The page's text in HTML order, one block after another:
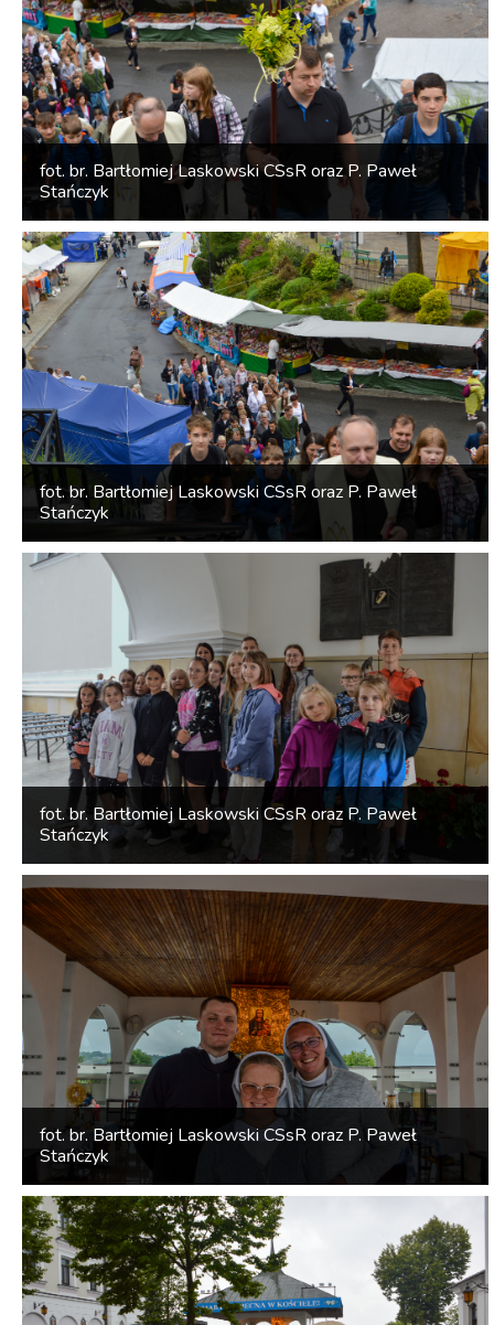
fot. br. Bartłomiej Laskowski CSsR oraz P. Paweł
Stańczyk
fot. br. Bartłomiej Laskowski CSsR oraz P. Paweł
Stańczyk
fot. br. Bartłomiej Laskowski CSsR oraz P. Paweł
Stańczyk
fot. br. Bartłomiej Laskowski CSsR oraz P. Paweł
Stańczyk